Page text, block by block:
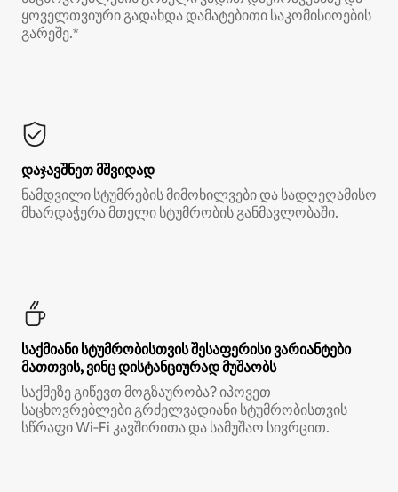
ყოველთვიური გადახდა დამატებითი საკომისიოების
გარეშე.*
დაჯავშნეთ მშვიდად
ნამდვილი სტუმრების მიმოხილვები და სადღეღამისო
მხარდაჭერა მთელი სტუმრობის განმავლობაში.
საქმიანი სტუმრობისთვის შესაფერისი ვარიანტები
მათთვის, ვინც დისტანციურად მუშაობს
საქმეზე გიწევთ მოგზაურობა? იპოვეთ
საცხოვრებლები გრძელვადიანი სტუმრობისთვის
სწრაფი Wi‑Fi კავშირითა და სამუშაო სივრცით.